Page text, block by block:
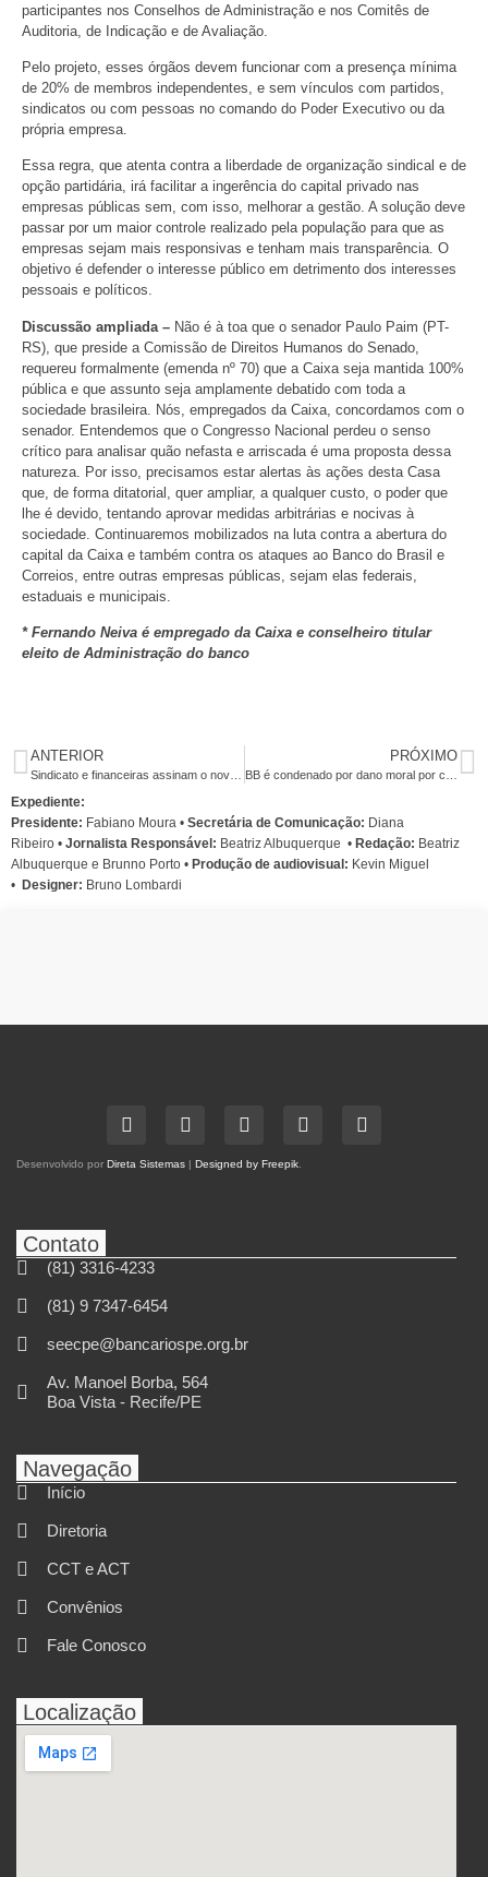
participantes nos Conselhos de Administração e nos Comitês de
Auditoria, de Indicação e de Avaliação.
Pelo projeto, esses órgãos devem funcionar com a presença mínima
de 20% de membros independentes, e sem vínculos com partidos,
sindicatos ou com pessoas no comando do Poder Executivo ou da
própria empresa.
Essa regra, que atenta contra a liberdade de organização sindical e de
opção partidária, irá facilitar a ingerência do capital privado nas
empresas públicas sem, com isso, melhorar a gestão. A solução deve
passar por um maior controle realizado pela população para que as
empresas sejam mais responsivas e tenham mais transparência. O
objetivo é defender o interesse público em detrimento dos interesses
pessoais e políticos.
Discussão ampliada – Não é à toa que o senador Paulo Paim (PT-
RS), que preside a Comissão de Direitos Humanos do Senado,
requereu formalmente (emenda nº 70) que a Caixa seja mantida 100%
pública e que assunto seja amplamente debatido com toda a
sociedade brasileira. Nós, empregados da Caixa, concordamos com o
senador. Entendemos que o Congresso Nacional perdeu o senso
crítico para analisar quão nefasta e arriscada é uma proposta dessa
natureza. Por isso, precisamos estar alertas às ações desta Casa
que, de forma ditatorial, quer ampliar, a qualquer custo, o poder que
lhe é devido, tentando aprovar medidas arbitrárias e nocivas à
sociedade. Continuaremos mobilizados na luta contra a abertura do
capital da Caixa e também contra os ataques ao Banco do Brasil e
Correios, entre outras empresas públicas, sejam elas federais,
estaduais e municipais.
* Fernando Neiva é empregado da Caixa e conselheiro titular
eleito de Administração do banco
ANTERIOR PRÓXIMO
Expediente:
Presidente: Fabiano Moura • Secretária de Comunicação: Diana
Ribeiro • Jornalista Responsável: Beatriz Albuquerque • Redação: Beatriz
Albuquerque e Brunno Porto • Produção de audiovisual: Kevin Miguel
• Designer: Bruno Lombardi
Desenvolvido por Direta Sistemas | Designed by Freepik
Contato
(81) 3316-4233
(81) 9 7347-6454
seecpe@bancariospe.org.br
Av. Manoel Borba, 564
Boa Vista - Recife/PE
Navegação
Início
Diretoria
CCT e ACT
Convênios
Fale Conosco
Localização